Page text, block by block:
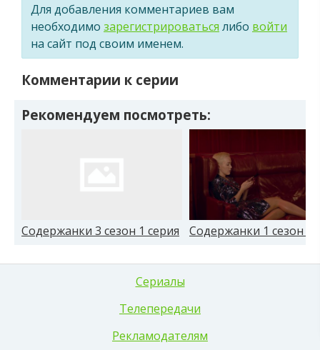
Для добавления комментариев вам
необходимо зарегистрироваться либо войти
на сайт под своим именем.
Комментарии к серии
Рекомендуем посмотреть:
Содержанки 3 сезон 1 серия Содержанки 1 сезон 1
Сериалы
Телепередачи
Рекламодателям